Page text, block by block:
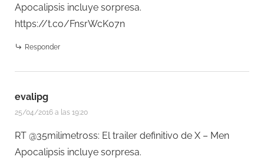
Apocalipsis incluye sorpresa.
https://t.co/FnsrWcK07n
Responder
evalipg
25/04/2016 a las 19:20
RT @35milimetross: El trailer definitivo de X – Men
Apocalipsis incluye sorpresa.